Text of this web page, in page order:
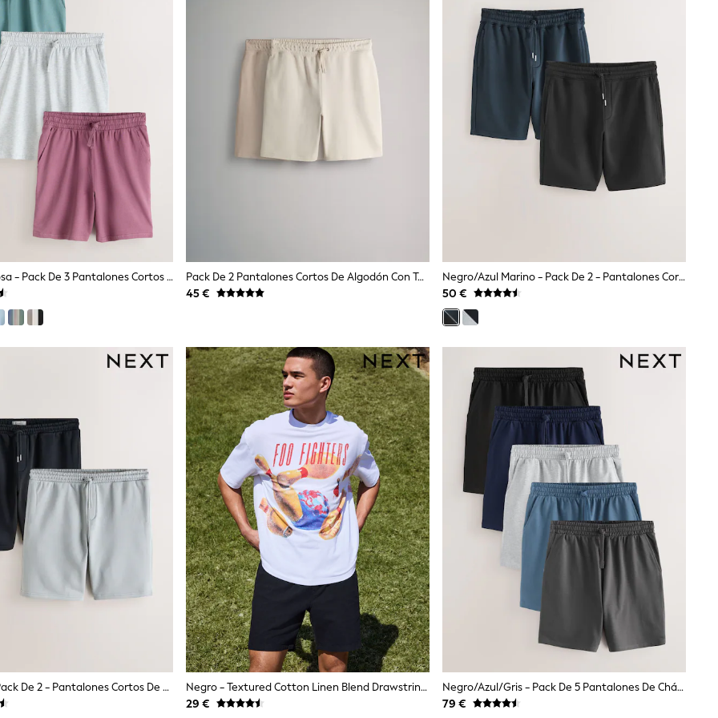
Gris/verde/rosa - Pack De 3 Pantalones Cortos Deportivos De Felpa Con Rizo Interior
Pack De 2 Pantalones Cortos De Algodón Con Textura De The Set
45 €
Negro/azul Marino - Pack De 2 - Pantalones Cortos De Punto Cepillado De 7 Pulgadas
50 €
Negro/gris - Pack De 2 - Pantalones Cortos De Punto Cepillado De 7 Pulgadas
Negro - Textured Cotton Linen Blend Drawstring 7 Inch Shorts
29 €
Negro/azul/gris - Pack De 5 Pantalones De Chándal De Felpa Con Rizo Invertido
79 €